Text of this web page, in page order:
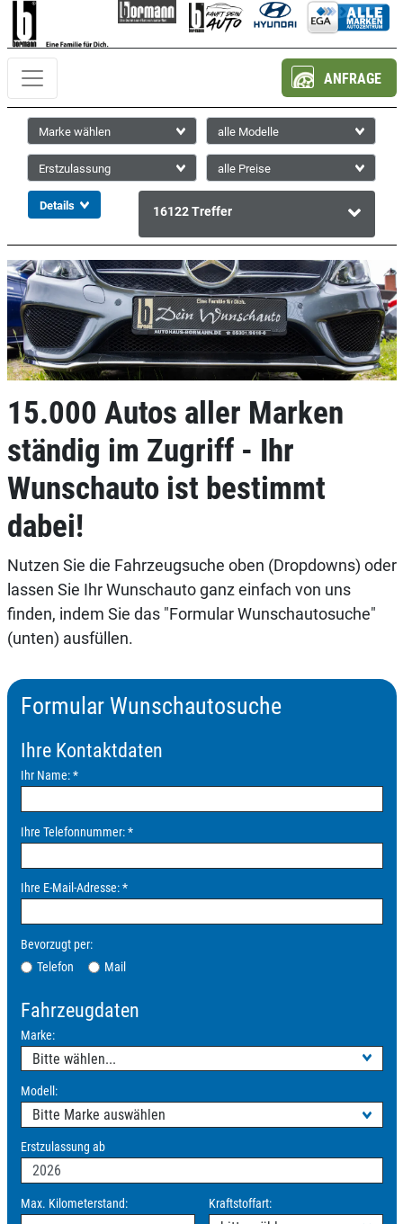
ANFRAGE
16122Treffer
15.000 Autos aller Marken
ständig im Zugriff - Ihr
Wunschauto ist bestimmt
dabei!
Nutzen Sie die Fahrzeugsuche oben (Dropdowns) oder
lassen Sie Ihr Wunschauto ganz einfach von uns
finden, indem Sie das "Formular Wunschautosuche"
(unten) ausfüllen.
Formular Wunschautosuche
Ihre Kontaktdaten
Ihr Name:*
Ihre Telefonnummer:*
Ihre E-Mail-Adresse:*
Bevorzugt per:
Telefon
Mail
Fahrzeugdaten
Marke:
Modell:
Erstzulassung ab
Max. Kilometerstand: Kraftstoffart: